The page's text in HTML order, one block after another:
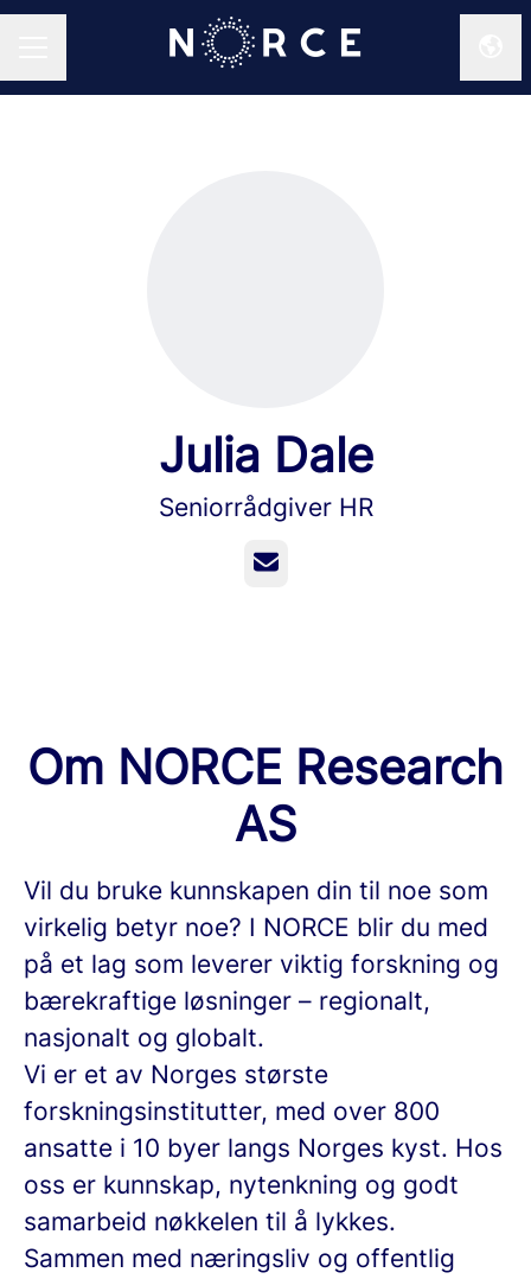
Julia Dale
Seniorrådgiver HR
E-post
Om NORCE Research
AS
Vil du bruke kunnskapen din til noe som
virkelig betyr noe? I NORCE blir du med
på et lag som leverer viktig forskning og
bærekraftige løsninger – regionalt,
nasjonalt og globalt.
Vi er et av Norges største
forskningsinstitutter, med over 800
ansatte i 10 byer langs Norges kyst. Hos
oss er kunnskap, nytenkning og godt
samarbeid nøkkelen til å lykkes.
Sammen med næringsliv og offentlig